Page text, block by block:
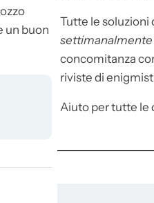
un buon
Tutte le soluzioni
settimanalmente
concomitanza
riviste di
Aiuto per tutte le